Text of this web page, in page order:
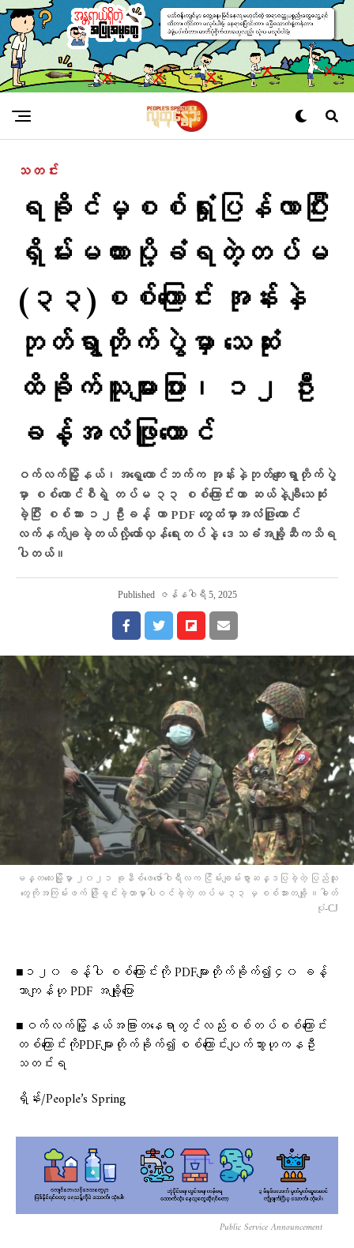
သတင်း
ရခိုင်မှစစ်ရှုံးပြန်လာပြီး
ရှိမ်းမကားပို့ခံရတဲ့တပ်မ
(၃၃)စစ်​ကြောင်း အုန်းနှဲ
ဘုတ်ရွာတိုက်ပွဲမှာ သေဆုံး
ထိခိုက်သူများပြား၊ ၁၂ ဦး
ခန့်အလံဖြူ​ထောင်
ဝက်လက်မြို့နယ်၊အရှေ့တောင်ဘက်က အုန်းနှဲဘုတ်ကျေးရွာတိုက်ပွဲ
မှာ စစ်ကောင်စီရဲ့ တပ်မ ၃၃ စစ်​​ကြောင်းဟာ ဆယ်နဲ့ချီသေဆုံး
ခဲ့ပြီး စစ်သား ၁၂ဦးခန့် ဟာ PDF ​တွေထံမှာအလံဖြူထောင်
လက်နက်ချခဲ့တယ်လို့တော်လှန်ရေးတပ်နဲ့ ​ဒေသခံအချို့ဆီကသိရ
ပါတယ်။
Published ဇန်နဝါရီ 5, 2025
မန္တ​လေးမြို့မှာ ၂၀၂၁ ​ခုနီစ်ဖေ​ဖော်ဝါရီလက ငြိမ်းချမ်းစွာဆန္ဒပြ​ခဲ့တဲ့ ပြည်သူ​
တွေကိုအကြမ်းဖက် ဖြိုခွင်းခဲ့တာမှာပါဝင်ခဲ့တဲ့ တပ်မ ၃၃ မှ စစ်သား​တချို့ ။ဓါတ်
ပုံ-CJ
■၁၂၀ ခန့်ပါ စစ်​ကြောင်းကို PDFများတိုက်ခိုက်၍၄၀ ခန့်
သာကျန်ဟု PDF အချို့​ပြော
■ဝက်လက်မြို့နယ်အခြားတ​နေရာတွင်လည်းစစ်တပ်စစ်​ကြောင်း
တစ်​ကြောင်းကိုPDFများတိုက်ခိုက်၍စစ်​ကြောင်းပျက်သွားဟုကနဦး
သတင်းရ
ရှိန်း/People’s Spring
Public Service Announcement